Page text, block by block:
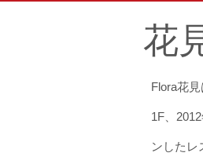
花
Flora花
1F、
ンしたレ